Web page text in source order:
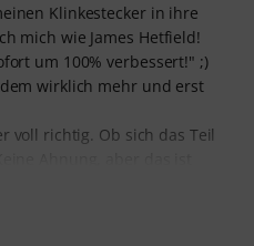
Klinkestecker in ihre
mich wie James Hetfield!
um 100% verbessert!" ;)
wirklich mehr und erst
voll richtig. Ob sich das Teil